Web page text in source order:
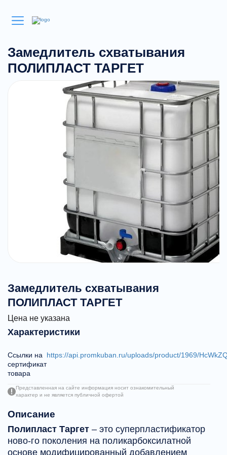
Замедлитель схватывания
ПОЛИПЛАСТ ТАРГЕТ
Замедлитель схватывания
ПОЛИПЛАСТ ТАРГЕТ
Цена не указана
Характеристики
Ссылки на
сертификат
товара
https://api.promkuban.ru/uploads/product/1969/
Представленная на сайте информация носит ознакомительный
характер и не является публичной офертой
Описание
Полипласт Таргет – это суперпластификатор
ново-го поколения на поликарбоксилатной
основе модифицированный добавлением